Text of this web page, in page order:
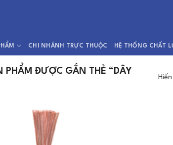
CHI NHÁNH TRỰC THUỘC HỆ THỐNG CHẤT
PHẨM ĐƯỢC GẮN THẺ “DÂY